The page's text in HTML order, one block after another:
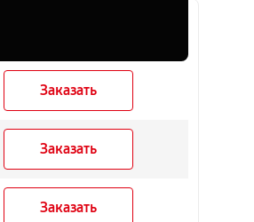
Заказать
Заказать
Заказать